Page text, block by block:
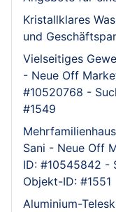
Kristallklares
und
Vielseitiges
- Neue Off
#10520768 -
#1549
Sani - Neue Off
ID: #10545842 -
Objekt-ID: #1551
Aluminium-